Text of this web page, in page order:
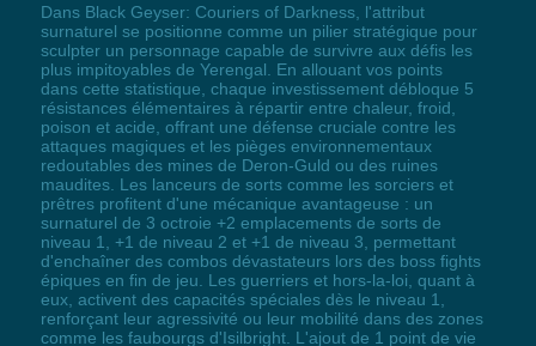
Dans Black Geyser: Couriers of Darkness, l'attribut
surnaturel se positionne comme un pilier stratégique pour
sculpter un personnage capable de survivre aux défis les
plus impitoyables de Yerengal. En allouant vos points
dans cette statistique, chaque investissement débloque 5
résistances élémentaires à répartir entre chaleur, froid,
poison et acide, offrant une défense cruciale contre les
attaques magiques et les pièges environnementaux
redoutables des mines de Deron-Guld ou des ruines
maudites. Les lanceurs de sorts comme les sorciers et
prêtres profitent d'une mécanique avantageuse : un
surnaturel de 3 octroie +2 emplacements de sorts de
niveau 1, +1 de niveau 2 et +1 de niveau 3, permettant
d'enchaîner des combos dévastateurs lors des boss fights
épiques en fin de jeu. Les guerriers et hors-la-loi, quant à
eux, activent des capacités spéciales dès le niveau 1,
renforçant leur agressivité ou leur mobilité dans des zones
comme les faubourgs d'Isilbright. L'ajout de 1 point de vie